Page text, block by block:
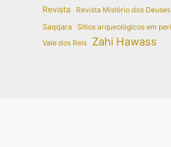
Revista Revista Mistério dos
Saqqara Sítios arqueológicos em
Vale dos Reis Zahi Hawass